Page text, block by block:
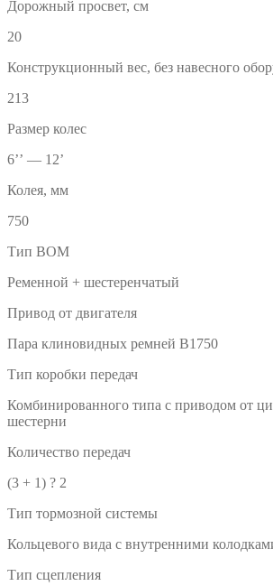
Дорожный просвет, см
20
Конструкционный вес, без навесного
213
Размер колес
6’’ — 12’
Колея, мм
750
Тип BOM
Ременной + шестеренчатый
Привод от двигателя
Пара клиновидных ремней B1750
Тип коробки передач
Комбинированного типа с приводом от
шестерни
Количество передач
(3 + 1) ? 2
Тип тормозной системы
Кольцевого вида с внутренними
Тип сцепления